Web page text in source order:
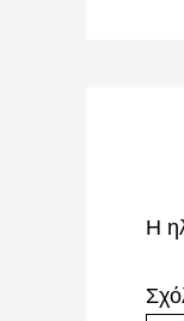
Η